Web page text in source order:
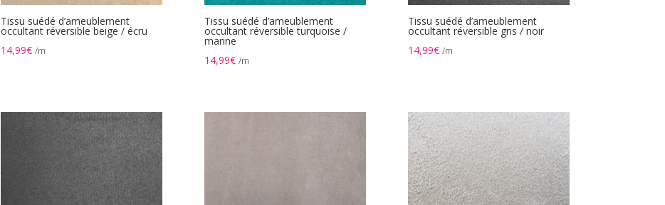
Tissu suédé d’ameublement
occultant réversible beige / écru
14,99€ /m
Tissu suédé d’ameublement
occultant réversible turquoise /
marine
14,99€ /m
Tissu suédé d’ameublement
occultant réversible gris / noir
14,99€ /m